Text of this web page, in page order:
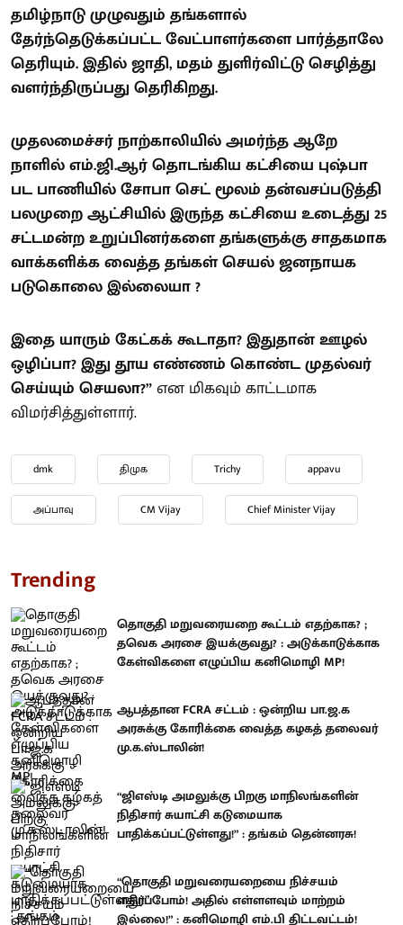
தமிழ்நாடு முழுவதும் தங்களால்
தேர்ந்தெடுக்கப்பட்ட வேட்பாளர்களை பார்த்தாலே
தெரியும். இதில் ஜாதி, மதம் துளிர்விட்டு செழித்து
வளர்ந்திருப்பது தெரிகிறது.
முதலமைச்சர் நாற்காலியில் அமர்ந்த ஆறே
நாளில் எம்.ஜி.ஆர் தொடங்கிய கட்சியை புஷ்பா
பட பாணியில் சோபா செட் மூலம் தன்வசப்படுத்தி
பலமுறை ஆட்சியில் இருந்த கட்சியை உடைத்து 25
சட்டமன்ற உறுப்பினர்களை தங்களுக்கு சாதகமாக
வாக்களிக்க வைத்த தங்கள் செயல் ஜனநாயக
படுகொலை இல்லையா ?
இதை யாரும் கேட்கக் கூடாதா? இதுதான் ஊழல்
ஒழிப்பா? இது தூய எண்ணம் கொண்ட முதல்வர்
செய்யும் செயலா?”என மிகவும் காட்டமாக
விமர்சித்துள்ளார்.
dmk திமுக Trichy appavu
அப்பாவு CM Vijay Chief Minister Vijay
Trending
தொகுதி மறுவரையறை கூட்டம் எதற்காக? ;
தவெக அரசை இயக்குவது? : அடுக்காடுக்காக
கேள்விகளை எழுப்பிய கனிமொழி MP!
ஆபத்தான FCRA சட்டம் : ஒன்றிய பா.ஜ.க
அரசுக்கு கோரிக்கை வைத்த கழகத் தலைவர்
மு.க.ஸ்டாலின்!
“ஜிஎஸ்டி அமலுக்கு பிறகு மாநிலங்களின்
நிதிசார் சுயாட்சி கடுமையாக
பாதிக்கப்பட்டுள்ளது!” : தங்கம் தென்னரசு!
“தொகுதி மறுவரையறையை நிச்சயம்
எதிர்ப்போம்! அதில் எள்ளளவும் மாற்றம்
இல்லை!” : கனிமொழி எம்.பி திட்டவட்டம்!